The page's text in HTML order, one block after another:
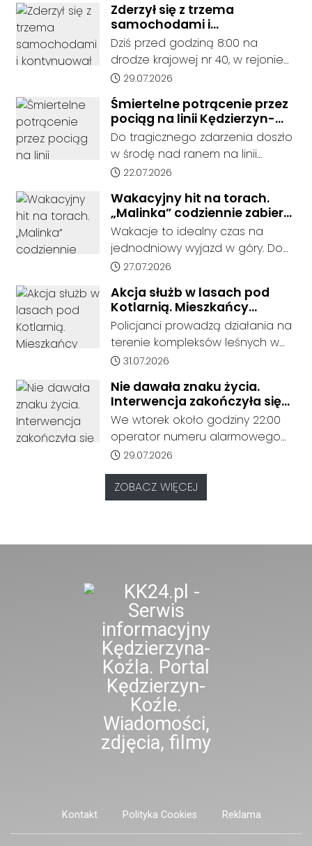
coraz wyraźniejsze preferencje
tegorocznych absolwentów szkół
podstawowych. Dane dotyczą
kandydatów, którzy wskazali dany
oddział jako pierwszy wybór,
dlatego nie stanowią jeszcze
ostatecznego wyniku naboru.
Rekrutacja nadal trwa – do 13
lipca komisje rekrutacyjne
weryfikują dokumenty
kandydatów, a 15 lipca o godz.
15.00 zostaną opublikowane
ostateczne listy przyjętych po
potwierdzeniu przez uczniów woli
podjęcia nauki.
Zderzył się z trzema
samochodami i
kontynuował jazdę. Seria
kolizji na Drodze Krajowej nr
40
Dziś przed godziną 8:00 na
drodze krajowej nr 40, w rejonie
ronda im. Witolda Pileckiego oraz
serii zdarzeń drogowych z
udziałem trzech samochodów
osobowych i pojazdu
ciężarowego.
Data dodania artykułu:
29.07.2026
Śmiertelne potrącenie przez
pociąg na linii Kędzierzyn-
Koźle - Gliwice. Nie żyje
mężczyzna
Do tragicznego zdarzenia doszło
w środę nad ranem na linii
kolejowej nr 137. Około godziny
zadysponowane na odcinek
Rudziniec Gliwicki - Nowa Wieś,
gdzie doszło do potrącenia
człowieka przez pociąg.
Data dodania artykułu:
22.07.2026
Wakacyjny hit na torach.
„Malinka” codziennie zabiera
pasażerów z Kędzierzyna-
Koźla do Wisły
Wakacje to idealny czas na
jednodniowy wyjazd w góry. Do
końca sierpnia pociąg POLREGIO
oferując bezpośrednie
połączenie z Kędzierzyna-Koźla
do Beskidów. Jak informuje
przewoźnik, połączenie cieszy się
dużym zainteresowaniem
pasażerów.
Data dodania artykułu:
27.07.2026
Akcja służb w lasach pod
Kotlarnią. Mieszkańcy
proszeni o ostrożność
Policjanci prowadzą działania na
terenie kompleksów leśnych w
rejonie gminy Bierawa. Jak udało
poszukują mężczyzny, który może
posiadać niebezpieczne
narzędzie, nieoficjalnie broń i
stanowić zagrożenie dla osób
postronnych.
Data dodania artykułu:
31.07.2026
Nie dawała znaku życia.
Interwencja zakończyła się
tragicznym odkryciem
We wtorek około godziny 22:00
operator numeru alarmowego
odebrał zgłoszenie od
rodziny, którzy od dłuższego
czasu nie mieli kontaktu z kobietą
Data dodania artykułu:
29.07.2026
ZOBACZ WIĘCEJ
Kontakt Polityka Cookies Reklama